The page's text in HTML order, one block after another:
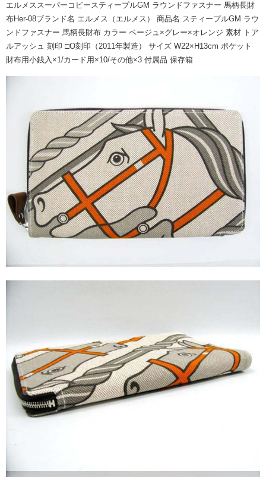
エルメススーパーコピースティープルGM ラウンドファスナー 馬柄長財
布Her-08ブランド名 エルメス（エルメス） 商品名 スティープルGM ラウ
ンドファスナー 馬柄長財布 カラー ベージュ×グレー×オレンジ 素材 トア
ルアッシュ 刻印 □O刻印（2011年製造） サイズ W22×H13cm ポケット
財布用小銭入×1/カード用×10/その他×3 付属品 保存箱